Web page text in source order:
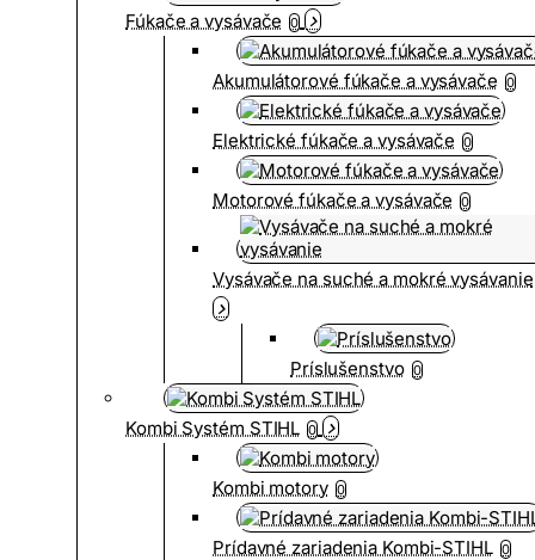
Fúkače a vysávače 0
Akumulátorové fúkače a vysávače 0
Elektrické fúkače a vysávače 0
Motorové fúkače a vysávače 0
Vysávače na suché a mokré vysávanie
Príslušenstvo 0
Kombi Systém STIHL 0
Kombi motory 0
Prídavné zariadenia Kombi-STIHL 0